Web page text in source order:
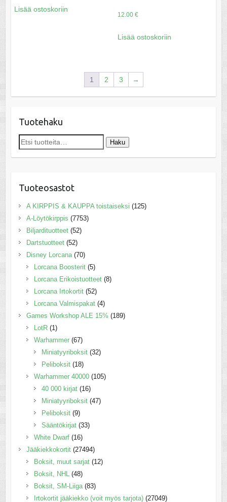
Lisää ostoskoriin
12.00 €
Lisää ostoskoriin
1 2 3 →
Tuotehaku
Etsi: Haku
Tuoteosastot
A KIRPPIS & KAUPPA toistaiseksi (125)
A-Löytökirppis (7753)
Biljardituotteet (52)
Dartstuotteet (52)
Disney Lorcana (70)
Lorcana Boosterit (5)
Lorcana Erikoistuotteet (8)
Lorcana Irtokortit (52)
Lorcana Valmispakat (4)
Games Workshop ALE 15% (189)
LotR (1)
Warhammer (67)
Miniatyyriboksit (32)
Peliboksit (18)
Warhammer 40000 (105)
40 000 kirjat (16)
Miniatyyriboksit (47)
Peliboksit (9)
Sääntökirjat (33)
White Dwarf (16)
Jääkiekkokortit (27494)
Boksit, muut sarjat (12)
Boksit, NHL (48)
Boksit, SM-Liiga (83)
Irtokortit jääkiekko (voit myös tarjota) (27049)